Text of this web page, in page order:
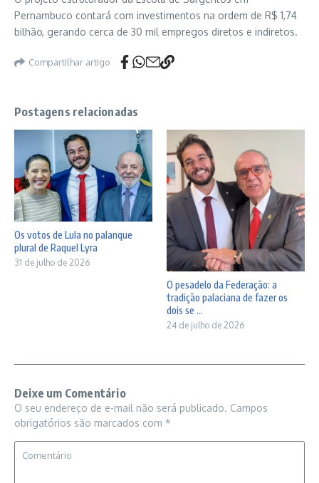
Pernambuco contará com investimentos na ordem de R$ 1,74
bilhão, gerando cerca de 30 mil empregos diretos e indiretos.
Compartilhar artigo
Postagens relacionadas
Os votos de Lula no palanque
plural de Raquel Lyra
31 de julho de 2026
O pesadelo da Federação: a
tradição palaciana de fazer os
dois se ...
24 de julho de 2026
Deixe um Comentário
O seu endereço de e-mail não será publicado. Campos
obrigatórios são marcados com *